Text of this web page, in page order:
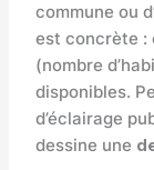
commune ou
est concrète :
(nombre
disponibles.
d’éclairage
dessine une